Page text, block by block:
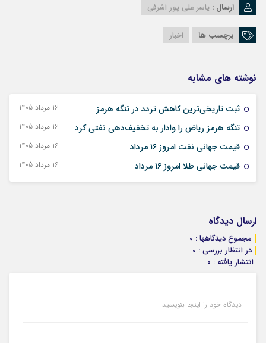
ارسال : یاسر علی پور اشرفی
برچسب ها اخبار
نوشته های مشابه
ثبت تاریخی‌ترین کاهش تردد در تنگه هرمز 16 مرداد 1405 - 07 اوت 2026
تنگه هرمز ریاض را وادار به تخفیف‌دهی نفتی کرد 16 مرداد 1405 - 07 اوت 2026
قیمت جهانی نفت امروز ۱۶ مرداد 16 مرداد 1405 - 07 اوت 2026
قیمت جهانی طلا امروز ۱۶ مرداد 16 مرداد 1405 - 07 اوت 2026
ارسال دیدگاه
مجموع دیدگاهها : 0
در انتظار بررسی : 0
انتشار یافته : 0
دیدگاه خود را اینجا بنویسید